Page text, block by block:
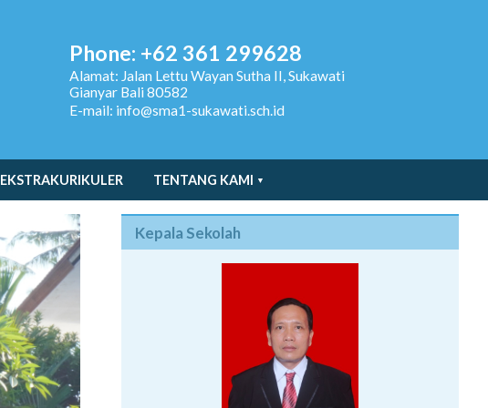
Phone: +62 361 299628
Alamat: Jalan Lettu Wayan Sutha II, Sukawati
Gianyar Bali 80582
E-mail: info@sma1-sukawati.sch.id
EKSTRAKURIKULER TENTANG KAMI
Kepala Sekolah